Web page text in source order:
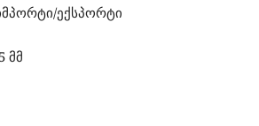
ექსპორტი
მმ